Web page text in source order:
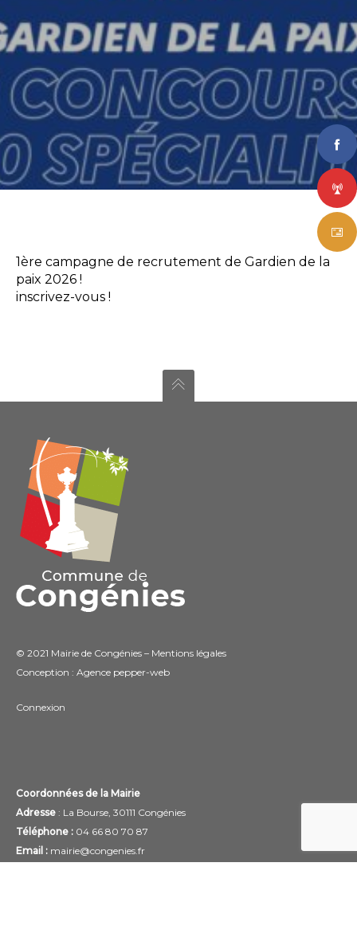
1ère campagne de recrutement de Gardien de la
paix 2026 !
inscrivez-vous !
© 2021 Mairie de Congénies – Mentions légales
Conception : Agence pepper-web
Connexion
Coordonnées de la Mairie
Adresse : La Bourse, 30111 Congénies
Téléphone : 04 66 80 70 87
Email : mairie@congenies.fr